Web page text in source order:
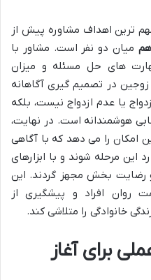
ترین اهداف مشاوره پیش از
میان دو نفر است. مشاور با
های حل مسئله و میزان
در تصمیم گیری آگاهانه
یا عدم ازدواج نیست، بلکه
هوشمندانه است. در نهایت،
امکان را می دهد که با آگاهی
این مرحله شوند و با ابزارهای
و رضایت بخش مجهز گردند. این
روان افراد و پیشگیری از
خانوادگی را متلاشی کند.
برای آغاز